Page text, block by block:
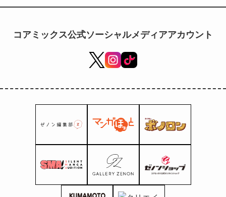
Estación Uguisudani,
Battle” se lanzará el 20
コアミックス公式ソーシャルメディアアカウント